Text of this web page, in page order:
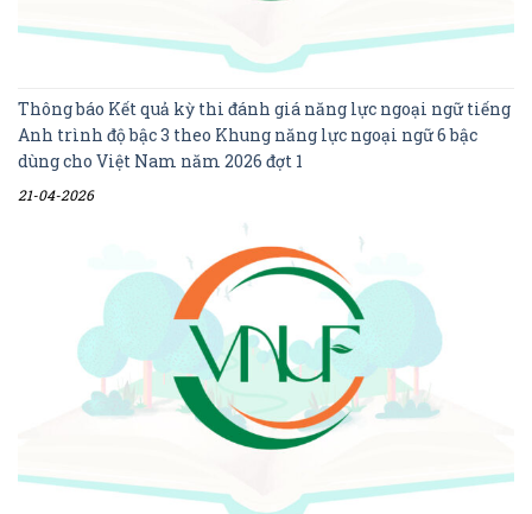
Thông báo Kết quả kỳ thi đánh giá năng lực ngoại ngữ tiếng
Anh trình độ bậc 3 theo Khung năng lực ngoại ngữ 6 bậc
dùng cho Việt Nam năm 2026 đợt 1
21-04-2026